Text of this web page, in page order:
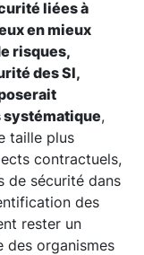
liées à
en mieux
risques,
des SI,
systématique,
taille plus
contractuels,
de sécurité dans
des
rester un
organismes